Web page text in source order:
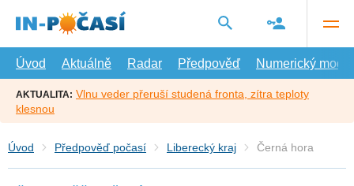
hlavní
Úvod
Aktuálně Radar Předpověď Numerický model
AKTUALITA: Vlnu veder přeruší studená fronta, zítra teploty
klesnou
Úvod Předpověď počasí Liberecký kraj Černá hora